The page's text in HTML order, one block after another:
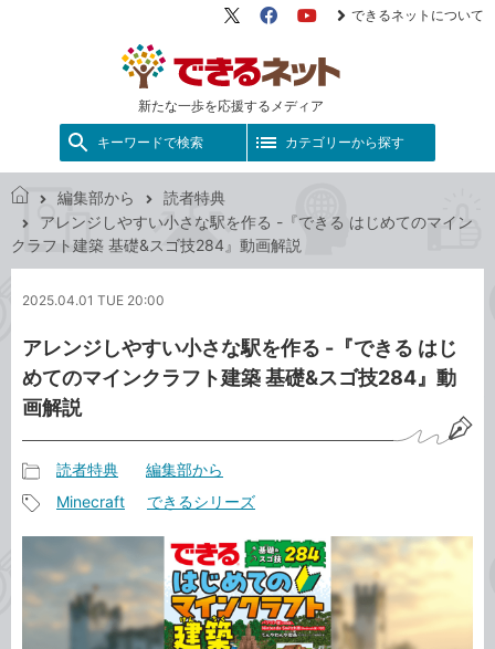
新たな一歩を応援するメディア
X（旧
FacebookYouTube
できるネットについて
キーワードで検索 カテゴリーから探す
で
き
ッ
編集部から
読者特典
アレンジしやすい小さな駅を作る -『できる はじめてのマイン
クラフト建築 基礎&スゴ技284』動画解説
2025.04.01 TUE 20:00
アレンジしやすい小さな駅を作る -『できる はじ
めてのマインクラフト建築 基礎&スゴ技284』動
画解説
事
カ
テ
ゴ
リ
読者特典 編集部から
タ
グ
Minecraft できるシリーズ